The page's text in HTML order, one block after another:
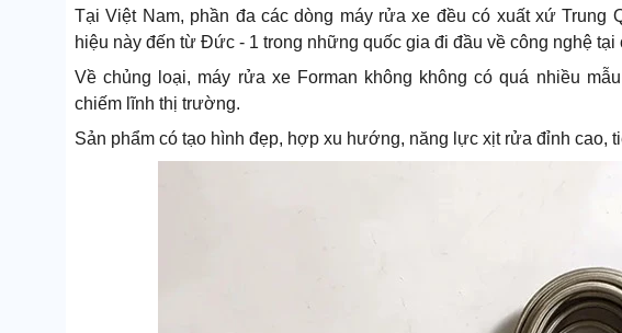
Tại Việt Nam, phần đa các dòng máy rửa xe đều có xuất xứ Trung
hiệu này đến từ Đức - 1 trong những quốc gia đi đầu về công nghệ tại
Về chủng loại, máy rửa xe Forman không không có quá nhiều
chiếm lĩnh thị trường.
Sản phẩm có tạo hình đẹp, hợp xu hướng, năng lực xịt rửa đỉnh cao,